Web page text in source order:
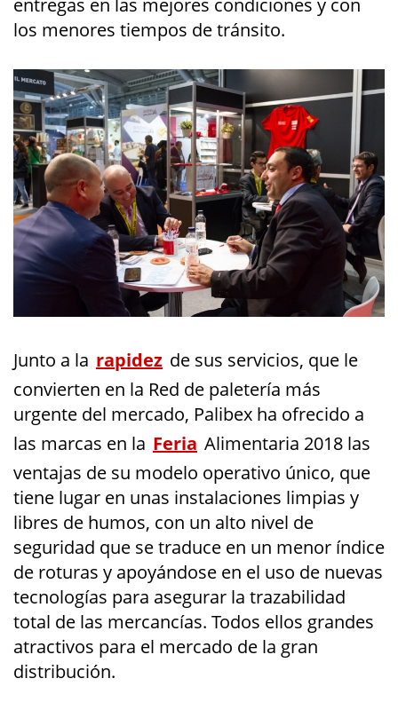
entregas en las mejores condiciones y con
los menores tiempos de tránsito.
Junto a la rapidez de sus servicios, que le
convierten en la Red de paletería más
urgente del mercado, Palibex ha ofrecido a
las marcas en la Feria Alimentaria 2018 las
ventajas de su modelo operativo único, que
tiene lugar en unas instalaciones limpias y
libres de humos, con un alto nivel de
seguridad que se traduce en un menor índice
de roturas y apoyándose en el uso de nuevas
tecnologías para asegurar la trazabilidad
total de las mercancías. Todos ellos grandes
atractivos para el mercado de la gran
distribución.